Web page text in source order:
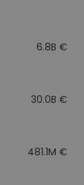
6.8B €
30.0B €
481.1M €